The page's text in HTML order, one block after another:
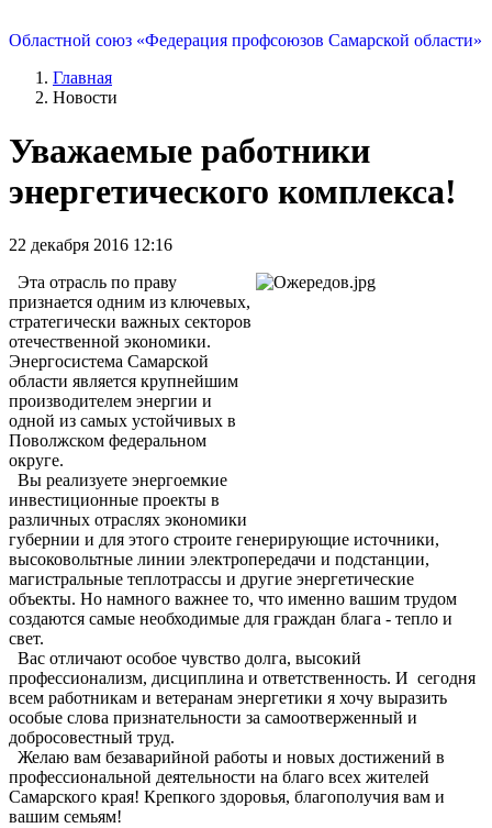
Областной союз «Федерация профсоюзов Самарской области»
Главная
Новости
Уважаемые работники
энергетического комплекса!
22 декабря 2016 12:16
Эта отрасль по праву
признается одним из ключевых,
стратегически важных секторов
отечественной экономики.
Энергосистема Самарской
области является крупнейшим
производителем энергии и
одной из самых устойчивых в
Поволжском федеральном
округе.
Вы реализуете энергоемкие
инвестиционные проекты в
различных отраслях экономики
губернии и для этого строите генерирующие источники,
высоковольтные линии электропередачи и подстанции,
магистральные теплотрассы и другие энергетические
объекты. Но намного важнее то, что именно вашим трудом
создаются самые необходимые для граждан блага - тепло и
свет.
Вас отличают особое чувство долга, высокий
профессионализм, дисциплина и ответственность. И сегодня
всем работникам и ветеранам энергетики я хочу выразить
особые слова признательности за самоотверженный и
добросовестный труд.
Желаю вам безаварийной работы и новых достижений в
профессиональной деятельности на благо всех жителей
Самарского края! Крепкого здоровья, благополучия вам и
вашим семьям!